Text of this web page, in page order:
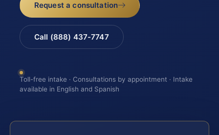
Request a consultation
Call (888) 437-7747
Toll-free intake · Consultations by appointment · Intake
available in English and Spanish